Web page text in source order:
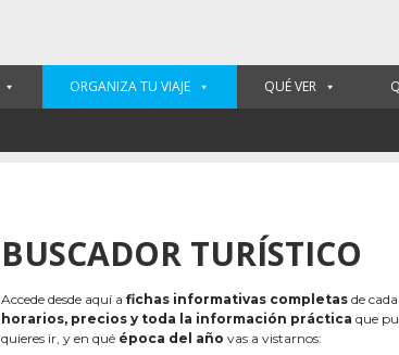
ORGANIZA TU VIAJE QUÉ VER
BUSCADOR TURÍSTICO
Accede desde aquí a fichas informativas completas de
horarios, precios y toda la información práctica que
quieres ir, y en qué época del año vas a vistarnos: